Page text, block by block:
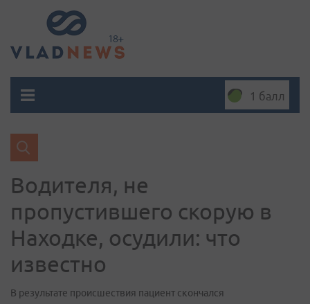
1 балл
Водителя, не
пропустившего скорую в
Находке, осудили: что
известно
В результате происшествия пациент скончался